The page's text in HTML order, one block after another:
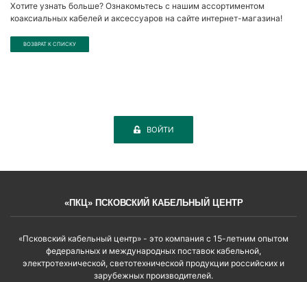
Хотите узнать больше? Ознакомьтесь с нашим ассортиментом
коаксиальных кабелей и аксессуаров на сайте интернет-магазина!
ВОЗВРАТ К СПИСКУ
ВОЙТИ
«ПКЦ» ПСКОВСКИЙ КАБЕЛЬНЫЙ ЦЕНТР
«Псковский кабельный центр» - это компания с 15-летним опытом
федеральных и международных поставок кабельной,
электротехнической, светотехнической продукции российских и
зарубежных производителей.